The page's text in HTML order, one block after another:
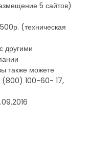
5 сайтов)
(техническая
другими
также можете
(800) 100-60- 17,